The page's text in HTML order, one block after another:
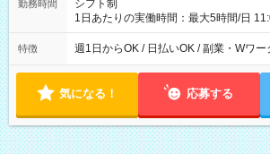
勤務時間
シフト制
1日あたりの実働時間：最大5時間/日
実働時間：1-5時間 └上記の時間帯内で
能！ └平日・土曜日の中で、お好きな曜
18:00 などのように、自由な働き方が
特徴 週1日からOK / 日払いOK / 副業・Wワー
気になる！ 応募する